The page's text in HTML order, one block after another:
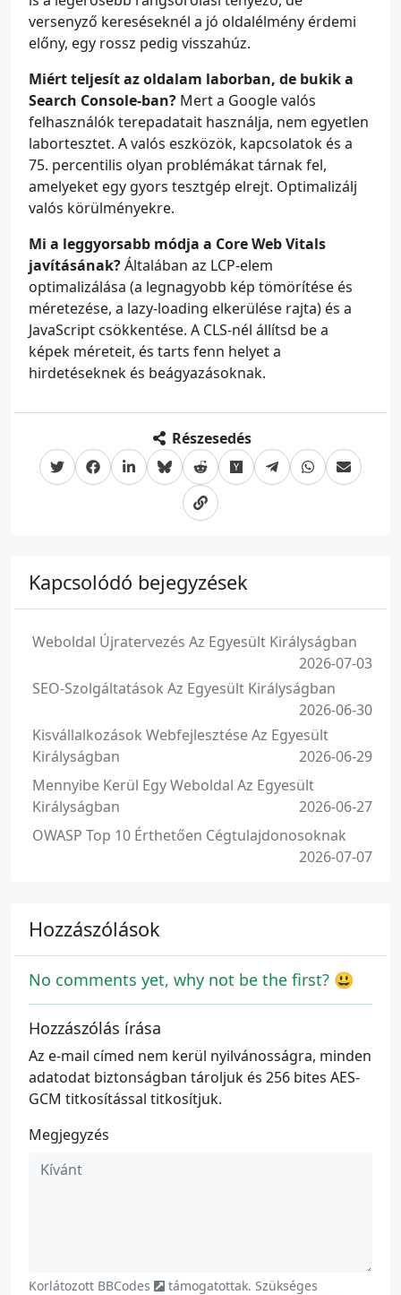
versenyző kereséseknél a jó oldalélmény érdemi
előny, egy rossz pedig visszahúz.
Miért teljesít az oldalam laborban, de bukik a
Search Console-ban? Mert a Google valós
felhasználók terepadatait használja, nem egyetlen
labortesztet. A valós eszközök, kapcsolatok és a
75. percentilis olyan problémákat tárnak fel,
amelyeket egy gyors tesztgép elrejt. Optimalizálj
valós körülményekre.
Mi a leggyorsabb módja a Core Web Vitals
javításának?Általában az LCP-elem
optimalizálása (a legnagyobb kép tömörítése és
méretezése, a lazy-loading elkerülése rajta) és a
JavaScript csökkentése. A CLS-nél állítsd be a
képek méreteit, és tarts fenn helyet a
hirdetéseknek és beágyazásoknak.
Részesedés
Kapcsolódó bejegyzések
Weboldal Újratervezés Az Egyesült Királyságban
2026-07-03
SEO-Szolgáltatások Az Egyesült Királyságban
2026-06-30
Kisvállalkozások Webfejlesztése Az Egyesült
Királyságban
2026-06-29
Mennyibe Kerül Egy Weboldal Az Egyesült
Királyságban
2026-06-27
OWASP Top 10 Érthetően Cégtulajdonosoknak
2026-07-07
Hozzászólások
No comments yet, why not be the first? 😃
Hozzászólás írása
Az e-mail címed nem kerül nyilvánosságra, minden
adatodat biztonságban tároljuk és 256 bites AES-
GCM titkosítással titkosítjuk.
Megjegyzés
Korlátozott BBCodes
támogatottak. Szükséges